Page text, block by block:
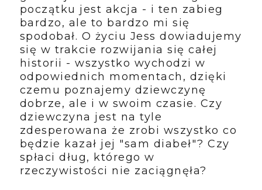
początku jest akcja - i ten zabieg
bardzo, ale to bardzo mi się
spodobał. O życiu Jess dowiadujemy
się w trakcie rozwijania się całej
historii - wszystko wychodzi w
odpowiednich momentach, dzięki
czemu poznajemy dziewczynę
dobrze, ale i w swoim czasie. Czy
dziewczyna jest na tyle
zdesperowana że zrobi wszystko co
będzie kazał jej "sam diabeł"? Czy
spłaci dług, którego w
rzeczywistości nie zaciągnęła?